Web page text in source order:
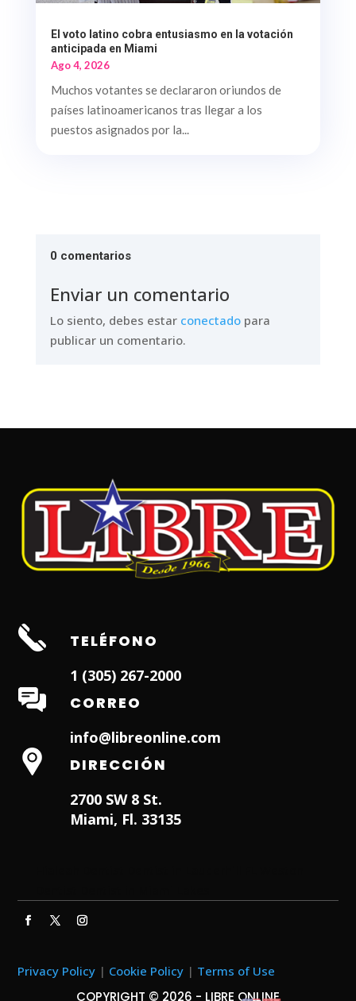
El voto latino cobra entusiasmo en la votación
anticipada en Miami
Ago 4, 2026
Muchos votantes se declararon oriundos de
países latinoamericanos tras llegar a los
puestos asignados por la...
0 comentarios
Enviar un comentario
Lo siento, debes estar conectadopara
publicar un comentario.
TELÉFONO
1 (305) 267-2000
CORREO
info@libreonline.com
DIRECCIÓN
2700 SW 8 St.
Miami, Fl. 33135
Privacy Policy | Cookie Policy | Terms of Use
COPYRIGHT © 2026 - LIBRE ONLINE